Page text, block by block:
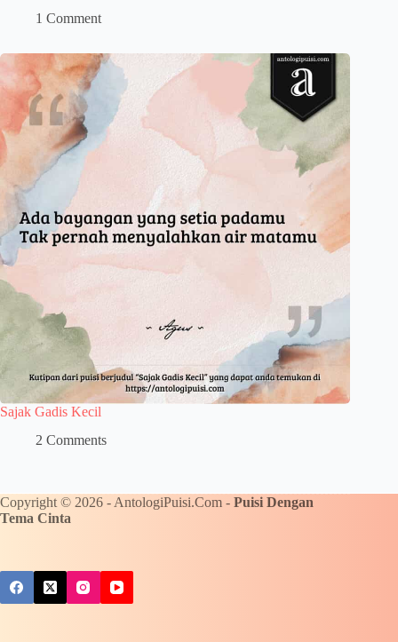
1 Comment
Sajak Gadis Kecil
2 Comments
Copyright © 2026 - AntologiPuisi.Com - Puisi Dengan
Tema Cinta